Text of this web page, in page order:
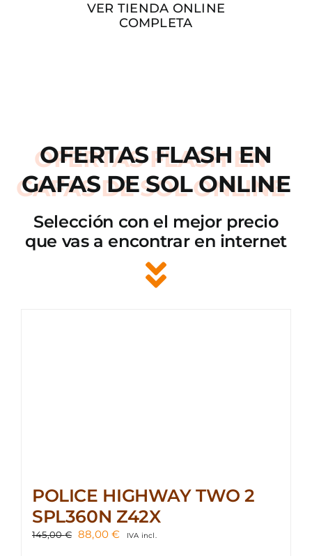
VER TIENDA ONLINE
COMPLETA
OFERTAS FLASH EN
GAFAS DE SOL ONLINE
Selección con el mejor precio
que vas a encontrar en internet
POLICE HIGHWAY TWO 2
SPL360N Z42X
145,00€ El
88,00€ ElIVA incl.